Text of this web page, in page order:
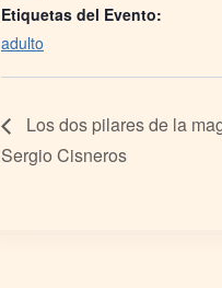
Etiquetas del Evento:
adulto
Los dos pilares de la
Sergio Cisneros